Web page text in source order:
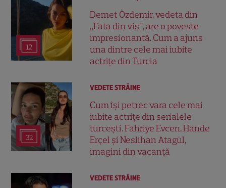
12
Demet Özdemir, vedeta din
„Fata din vis”, are o poveste
impresionantă. Cum a ajuns
una dintre cele mai iubite
actrițe din Turcia
32
VEDETE STRĂINE
Cum își petrec vara cele mai
iubite actrițe din serialele
turcești. Fahriye Evcen, Hande
Erçel și Neslihan Atagül,
imagini din vacanță
VEDETE STRĂINE